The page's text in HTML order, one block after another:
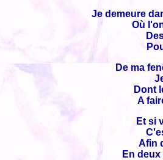
Je demeure
Où
De ma
Dont
A
Et si
Afin
En